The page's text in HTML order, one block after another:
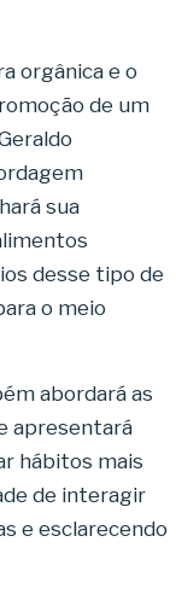
orgânica e o
de um
sua
desse tipo de
o meio
abordará as
apresentará
hábitos mais
de interagir
e esclarecendo